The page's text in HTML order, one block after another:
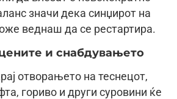
значи дека синџирот на
веднаш да се рестартира.
и снабдувањето
отворањето на теснецот,
гориво и други суровини ќе